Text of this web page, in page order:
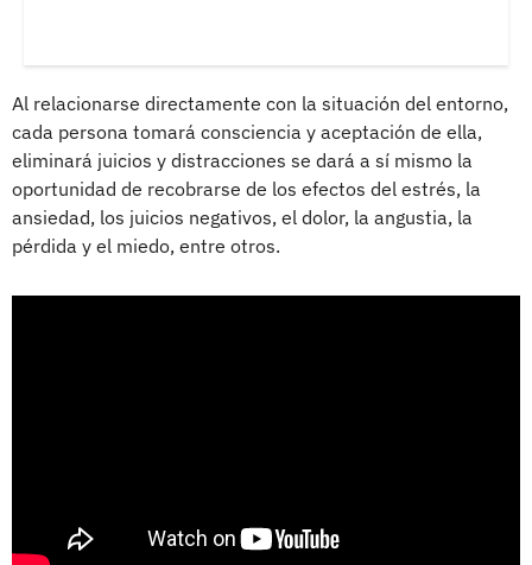
Al relacionarse directamente con la situación del entorno,
cada persona tomará consciencia y aceptación de ella,
eliminará juicios y distracciones se dará a sí mismo la
oportunidad de recobrarse de los efectos del estrés, la
ansiedad, los juicios negativos, el dolor, la angustia, la
pérdida y el miedo, entre otros.